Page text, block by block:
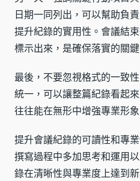
日期一同列出，可以幫助負
提升紀錄的實用性。會議結
標示出來，是確保落實的關鍵
最後，不要忽視格式的一致
統一，可以讓整篇紀錄看起
往往能在無形中增強專業形象
提升會議紀錄的可讀性和專
撰寫過程中多加思考和運用
錄在清晰性與專業度上達到